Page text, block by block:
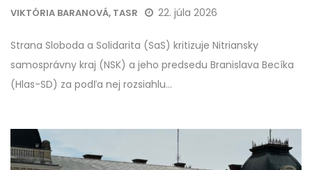
VIKTÓRIA BARANOVÁ, TASR 22. júla 2026
Strana Sloboda a Solidarita (SaS) kritizuje Nitriansky
samosprávny kraj (NSK) a jeho predsedu Branislava Becíka
(Hlas-SD) za podľa nej rozsiahlu…